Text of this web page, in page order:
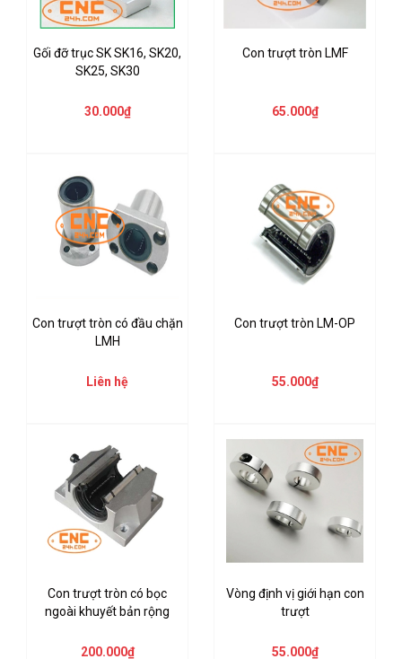
Gối đỡ trục SK SK16, SK20,
SK25, SK30
30.000₫
Con trượt tròn LMF
65.000₫
Con trượt tròn có đầu chặn
LMH
Liên hệ
Con trượt tròn LM-OP
55.000₫
Con trượt tròn có bọc
ngoài khuyết bản rộng
200.000₫
Vòng định vị giới hạn con
trượt
55.000₫